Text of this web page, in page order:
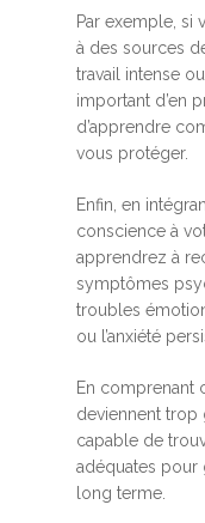
Par exemple, si
à des sources
travail intense
important d’en
d’apprendre
vous protéger.
Enfin, en
conscience à
apprendrez à
symptômes
troubles
ou l’anxiété
En comprenant
deviennent trop
capable de
adéquates pour
long terme.